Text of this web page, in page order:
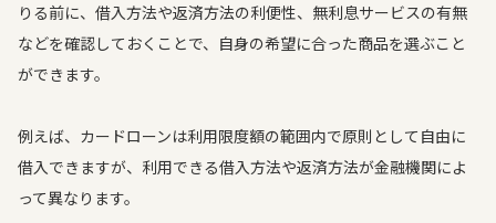
りる前に、借入方法や返済方法の利便性、無利息サービスの有無
などを確認しておくことで、自身の希望に合った商品を選ぶこと
ができます。
例えば、カードローンは利用限度額の範囲内で原則として自由に
借入できますが、利用できる借入方法や返済方法が金融機関によ
って異なります。